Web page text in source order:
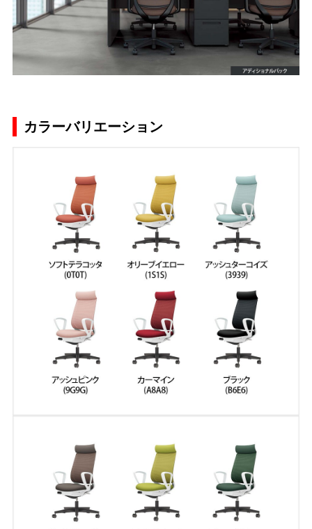
カラーバリエーション